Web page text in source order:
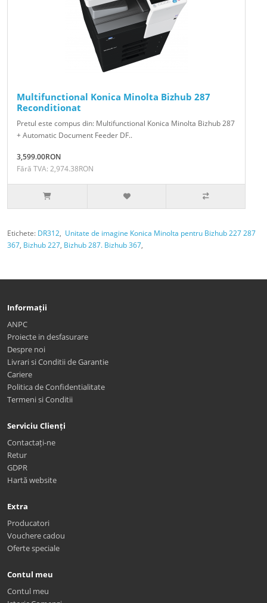
Multifunctional Konica Minolta Bizhub 287
Reconditionat
Pretul este compus din: Multifunctional Konica Minolta Bizhub 287
+ Automatic Document Feeder DF..
3,599.00RON
Fără TVA: 2,974.38RON
Etichete: DR312, Unitate de imagine Konica Minolta pentru Bizhub 227 287
367, Bizhub 227, Bizhub 287. Bizhub 367,
Informații
ANPC
Proiecte in desfasurare
Despre noi
Livrari si Conditii de Garantie
Cariere
Politica de Confidentialitate
Termeni si Conditii
Serviciu Clienți
Contactați-ne
Retur
GDPR
Hartă website
Extra
Producatori
Vouchere cadou
Oferte speciale
Contul meu
Contul meu